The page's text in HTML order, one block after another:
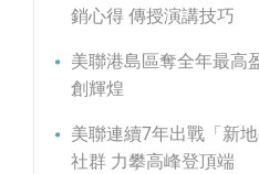
銷心得 傳授演講技巧
美聯港島區奪全年最高
創輝煌
美聯連續7年出戰「新
社群 力攀高峰登頂端